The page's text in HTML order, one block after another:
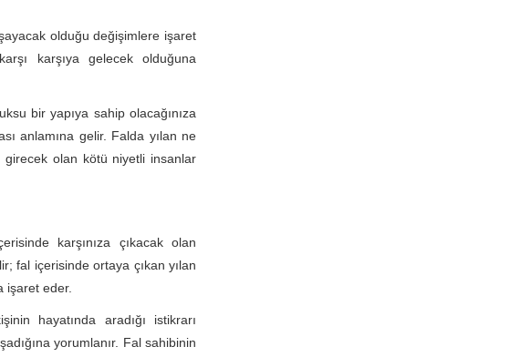
olduğu değişimlere işaret
karşıya gelecek olduğuna
bir yapıya sahip olacağınıza
anlamına gelir. Falda yılan ne
girecek olan kötü niyetli insanlar
karşınıza çıkacak olan
fal içerisinde ortaya çıkan yılan
işaret eder.
hayatında aradığı istikrarı
yorumlanır. Fal sahibinin